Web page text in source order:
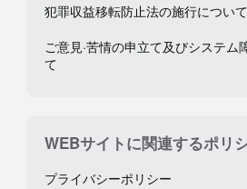
犯罪収益移転防止法の施行について
ご意見·苦情の申立て及びシステム
て
WEBサイトに関連するポリ
プライバシーポリシー